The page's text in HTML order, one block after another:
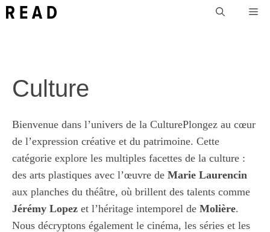
Aller
Culture
Bienvenue dans l’univers de la CulturePlongez au cœur
de l’expression créative et du patrimoine. Cette
catégorie explore les multiples facettes de la culture :
des arts plastiques avec l’œuvre de Marie Laurencin
aux planches du théâtre, où brillent des talents comme
Jérémy Lopez et l’héritage intemporel de Molière.
Nous décryptons également le cinéma, les séries et les